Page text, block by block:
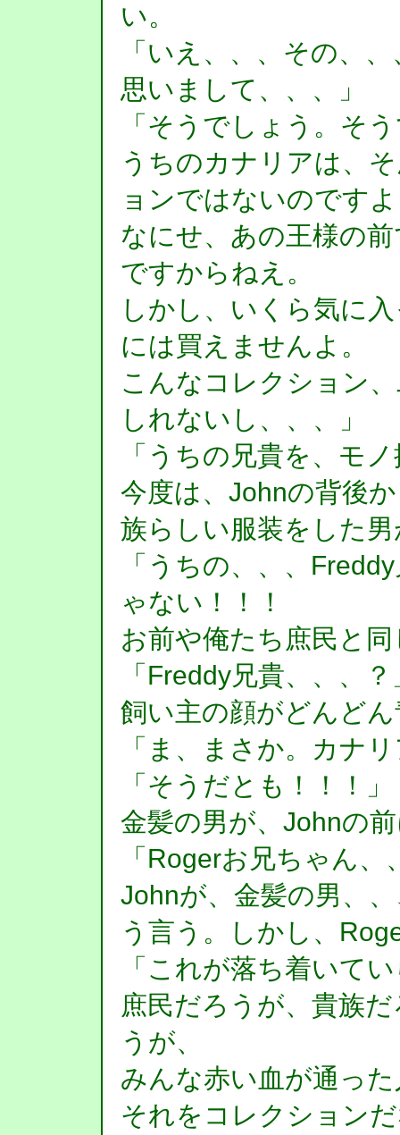
い。
「いえ、、、その、
思いまして、、、」
「そうでしょう。そ
うちのカナリアは、
ョンではないのです
なにせ、あの王様の
ですからねえ。
しかし、いくら気に
には買えませんよ。
こんなコレクション
しれないし、、、」
「うちの兄貴を、モ
今度は、Johnの背後
族らしい服装をした
「うちの、、、
ゃない！！！
お前や俺たち庶民と
「Freddy兄貴、、、？
飼い主の顔がどんど
「ま、まさか。カナ
「そうだとも！！！」
金髪の男が、Johnの
「Rogerお兄ちゃん
Johnが、金髪の男、
う言う。しかし、
「これが落ち着いて
庶民だろうが、貴族
うが、
みんな赤い血が通っ
それをコレクション